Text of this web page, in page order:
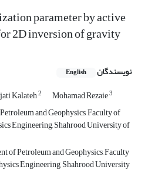
parameter by active
2D inversion of gravity
نویسندگان English
Kalateh2 Mohamad Rezaie3
and Geophysics, Faculty of
Engineering, Shahrood University of
of Petroleum and Geophysics, Faculty
Engineering, Shahrood University